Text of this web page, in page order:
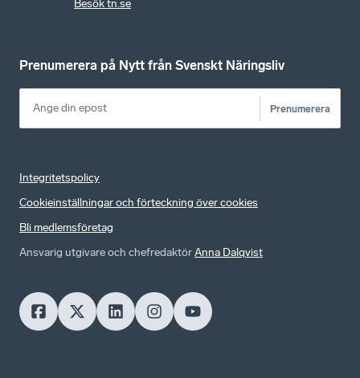
Besök tn.se
Prenumerera på Nytt från Svenskt Näringsliv
Prenumerera
Integritetspolicy
Cookieinställningar och förteckning över cookies
Bli medlemsföretag
Ansvarig utgivare och chefredaktörAnna Dalqvist